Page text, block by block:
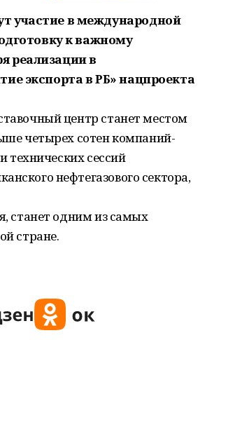
участие в международной
к важному
реализации в
экспорта в РБ» нацпроекта
центр станет местом
четырех сотен компаний-
технических сессий
нефтегазового сектора,
станет одним из самых
стране.